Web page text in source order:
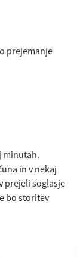
prejemanje
minutah.
in v nekaj
prejeli soglasje
bo storitev